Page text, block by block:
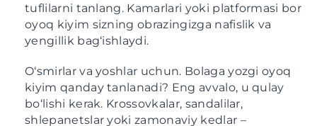
tuflilarni tanlang. Kamarlari yoki platformasi bor
oyoq kiyim sizning obrazingizga nafislik va
yengillik bag‘ishlaydi.
O‘smirlar va yoshlar uchun. Bolaga yozgi oyoq
kiyim qanday tanlanadi? Eng avvalo, u qulay
bo‘lishi kerak. Krossovkalar, sandalilar,
shlepanetslar yoki zamonaviy kedlar –